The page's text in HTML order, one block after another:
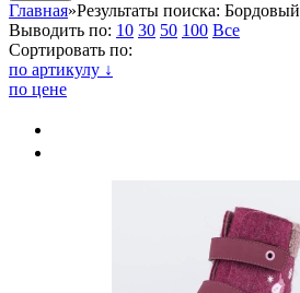
Главная»Результаты поиска: Бордовый
Выводить по: 10 30 50 100 Все
Сортировать по:
по артикулу ↓
по цене